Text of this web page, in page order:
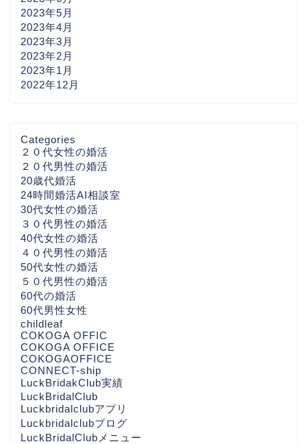
2023年5月
2023年4月
2023年3月
2023年2月
2023年1月
2022年12月
Categories
２０代女性の婚活
２０代男性の婚活
20歳代婚活
24時間婚活AI相談室
30代女性の婚活
３０代男性の婚活
40代女性の婚活
４０代男性の婚活
50代女性の婚活
５０代男性の婚活
60代の婚活
60代男性女性
childleaf
COKOGA OFFIC
COKOGA OFFICE
COKOGAOFFICE
CONNECT-ship
LuckBridakClub実績
LuckBridalClub
Luckbridalclubアプリ
Luckbridalclubブログ
LuckBridalClubメニュー